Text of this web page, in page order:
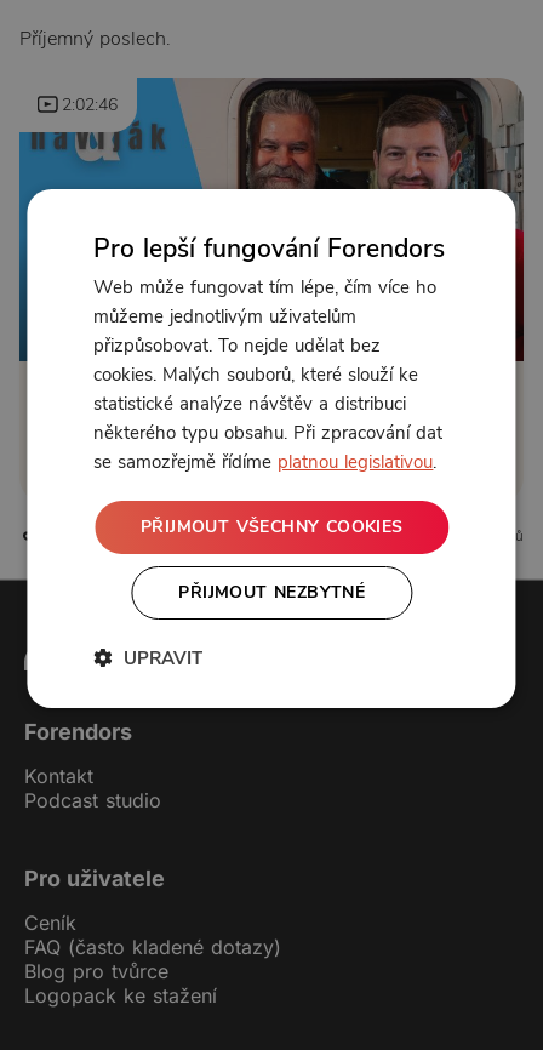
Příjemný poslech.
2:02:46
Od 123 Kč měsíčně nebo 75 Kč jednorázově
Zřídit předplatné
Koupit příspěvek
0 komentářů
Forendors
Kontakt
Podcast studio
Pro uživatele
Ceník
FAQ (často kladené dotazy)
Blog pro tvůrce
Logopack ke stažení
Pro lepší fungování Forendors
Web může fungovat tím lépe, čím více ho
můžeme jednotlivým uživatelům
přizpůsobovat. To nejde udělat bez
cookies. Malých souborů, které slouží ke
statistické analýze návštěv a distribuci
některého typu obsahu. Při zpracování dat
se samozřejmě řídíme platnou legislativou.
PŘIJMOUT VŠECHNY COOKIES
PŘIJMOUT NEZBYTNÉ
UPRAVIT